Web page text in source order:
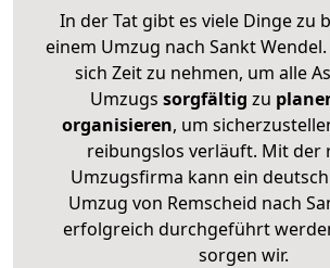
In der Tat gibt es viele Dinge zu
einem Umzug nach Sankt
sich Zeit zu nehmen, um alle
Umzugs sorgfältig zu
organisieren, um
reibungslos verläuft. Mit der
Umzugsfirma kann ein
Umzug von Remscheid nach
erfolgreich durchgeführt
sorgen wir.